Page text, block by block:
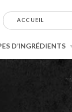
ACCUEIL
D’INGRÉDIENTS